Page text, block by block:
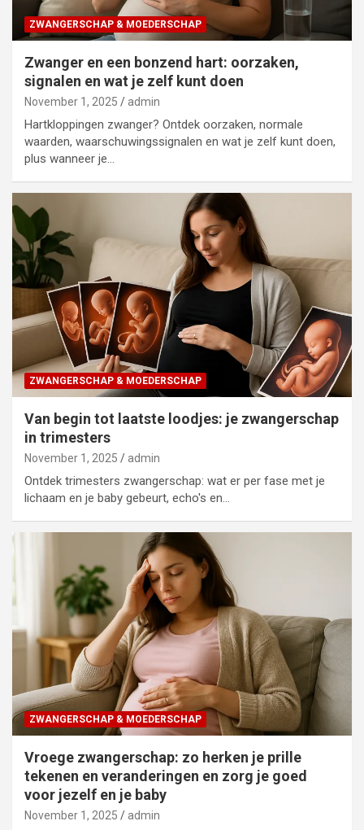
ZWANGERSCHAP & MOEDERSCHAP
Zwanger en een bonzend hart: oorzaken,
signalen en wat je zelf kunt doen
November 1, 2025 admin
Hartkloppingen zwanger? Ontdek oorzaken, normale
waarden, waarschuwingssignalen en wat je zelf kunt doen,
plus wanneer je…
ZWANGERSCHAP & MOEDERSCHAP
Van begin tot laatste loodjes: je zwangerschap
in trimesters
November 1, 2025 admin
Ontdek trimesters zwangerschap: wat er per fase met je
lichaam en je baby gebeurt, echo's en…
ZWANGERSCHAP & MOEDERSCHAP
Vroege zwangerschap: zo herken je prille
tekenen en veranderingen en zorg je goed
voor jezelf en je baby
November 1, 2025 admin